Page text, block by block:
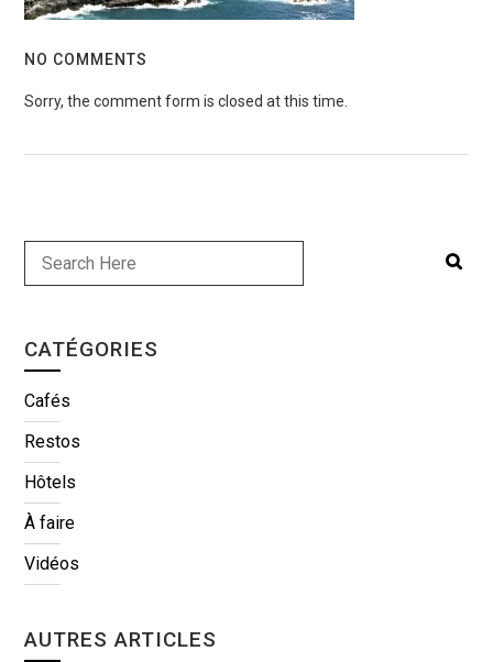
NO COMMENTS
Sorry, the comment form is closed at this time.
CATÉGORIES
Cafés
Restos
Hôtels
À faire
Vidéos
AUTRES ARTICLES